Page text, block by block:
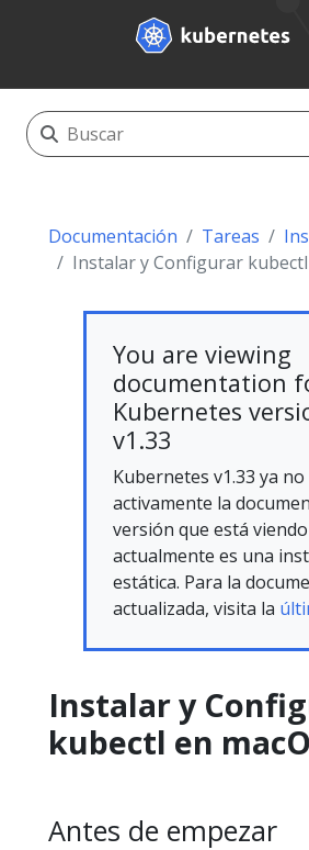
Documentación Tareas
Instalar y Configurar kubectl
You are viewing
documentation
Kubernetes
v1.33
Kubernetes v1.33 ya
activamente la
versión que está viendo
actualmente es una
estática. Para la
actualizada, visita la
Instalar y
kubectl en
Antes de empezar